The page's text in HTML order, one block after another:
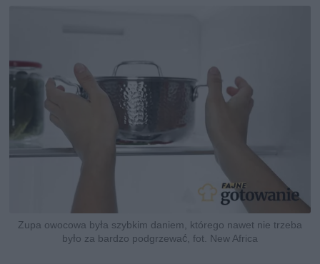
Zupa owocowa była szybkim daniem, którego nawet nie trzeba
było za bardzo podgrzewać, fot. New Africa